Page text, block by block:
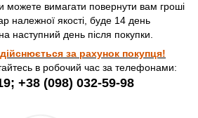
можете вимагати повернути вам гроші
належної якості, буде 14 день
наступний день після покупки.
за рахунок покупця!
в робочий час за телефонами:
+38 (098) 032-59-98